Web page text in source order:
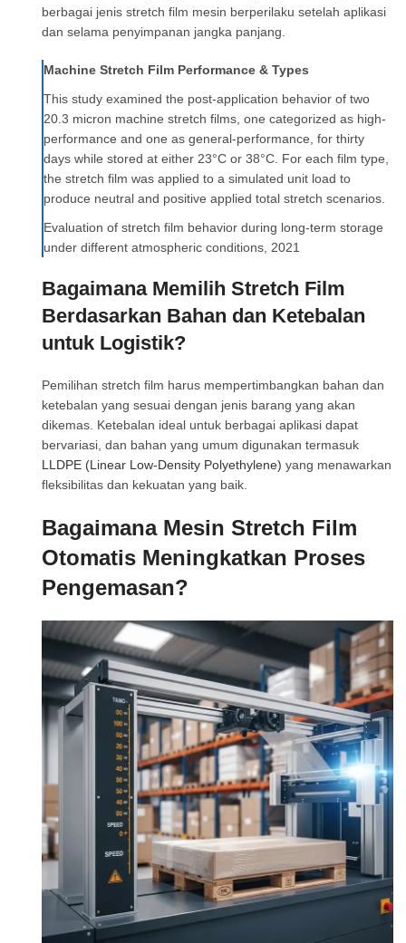
berbagai jenis stretch film mesin berperilaku setelah aplikasi
dan selama penyimpanan jangka panjang.
Machine Stretch Film Performance & Types
This study examined the post-application behavior of two
20.3 micron machine stretch films, one categorized as high-
performance and one as general-performance, for thirty
days while stored at either 23°C or 38°C. For each film type,
the stretch film was applied to a simulated unit load to
produce neutral and positive applied total stretch scenarios.
Evaluation of stretch film behavior during long-term storage
under different atmospheric conditions, 2021
Bagaimana Memilih Stretch Film
Berdasarkan Bahan dan Ketebalan
untuk Logistik?
Pemilihan stretch film harus mempertimbangkan bahan dan
ketebalan yang sesuai dengan jenis barang yang akan
dikemas. Ketebalan ideal untuk berbagai aplikasi dapat
bervariasi, dan bahan yang umum digunakan termasuk
LLDPE (Linear Low-Density Polyethylene) yang menawarkan
fleksibilitas dan kekuatan yang baik.
Bagaimana Mesin Stretch Film
Otomatis Meningkatkan Proses
Pengemasan?